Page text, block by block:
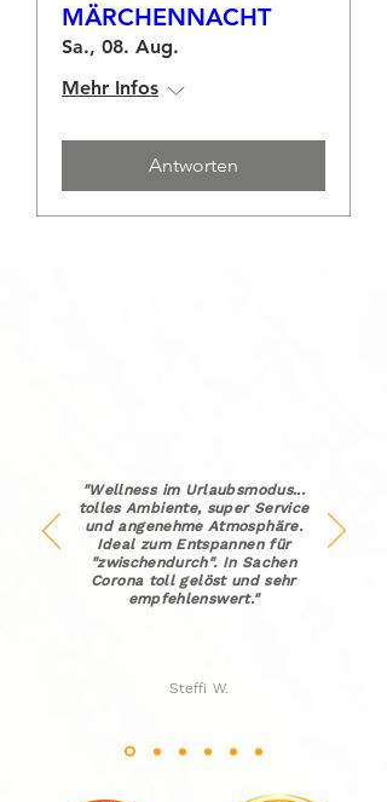
MÄRCHENNACHT
Sa., 08. Aug.
Mehr Infos
Antworten
"Wellness im Urlaubsmodus...
tolles Ambiente, super Service
und angenehme Atmosphäre.
Ideal zum Entspannen für
"zwischendurch". In Sachen
Corona toll gelöst und sehr
empfehlenswert."
Steffi W.